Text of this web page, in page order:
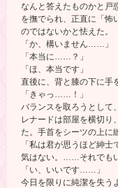
なんと答えたものかと戸
を撫でられ、正直に「怖
のではないかと怯えた。
「か、構いません……」
「本当に……？」
「ほ、本当です」
直後に、背と膝の下に手
「きゃっ……！」
バランスを取ろうとして
レナードは部屋を横切り
た。手首をシーツの上に
「私は君が思うほど紳
気はない。……それでも
「い、いいです……」
今日を限りに純潔を失う